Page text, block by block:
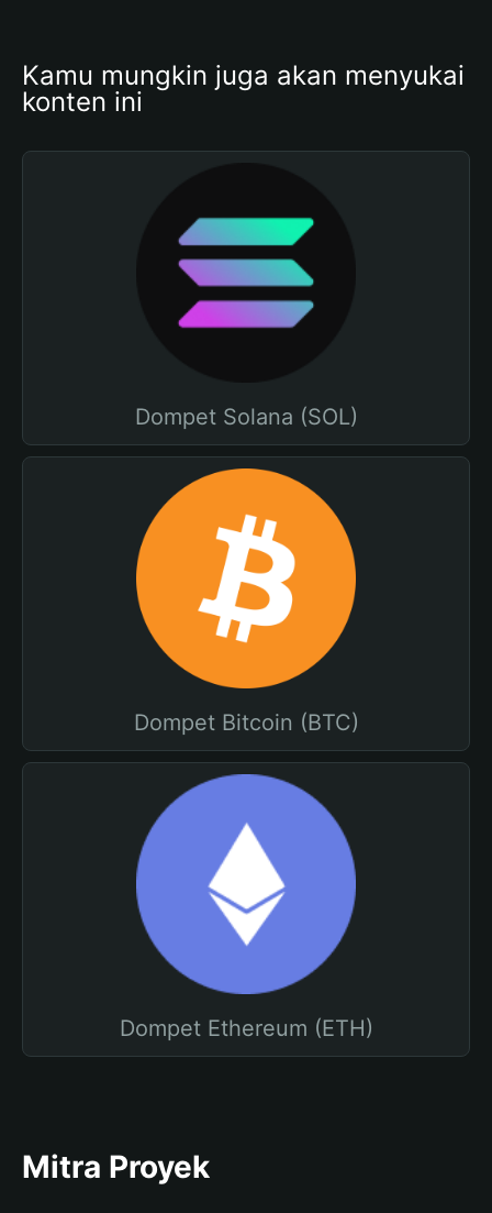
Kamu mungkin juga akan menyukai
konten ini
Dompet Solana (SOL)
Dompet Bitcoin (BTC)
Dompet Ethereum (ETH)
Mitra Proyek